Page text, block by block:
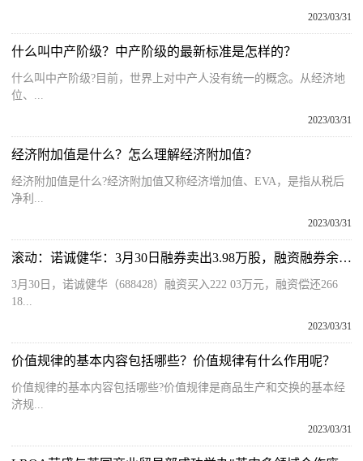
2023/03/31
什么叫中产阶级？中产阶级的最新标准是怎样的？
什么叫中产阶级?目前，世界上对中产人没有统一的概念。从经济地
位、...
2023/03/31
经济附加值是什么？怎么理解经济附加值？
经济附加值是什么?经济附加值又称经济增加值、EVA，是指从税后
净利...
2023/03/31
滚动：诺诚健华：3月30日融券卖出3.98万股，融资融券余额1.03亿元
3月30日，诺诚健华（688428）融资买入222 03万元，融资偿还266
18...
2023/03/31
价值规律的基本内容包括哪些？价值规律有什么作用呢？
价值规律的基本内容包括哪些?价值规律是商品生产和交换的基本经
济规...
2023/03/31